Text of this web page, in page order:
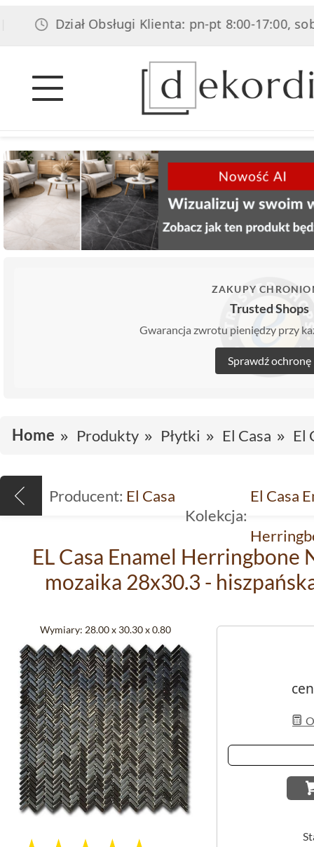
Dział Obsługi Klienta: pn-pt 8:00-17:00, sob 8:00-
ZAKUPY
Trusted Shops
Gwarancja zwrotu pieniędzy przy
Sprawdź ochronę
Home Produkty Płytki El Casa El
Producent: El Casa
Kolekcja:
El Casa
EL Casa Enamel
mozaika 28x30.3 -
Wymiary: 28.00 x 30.30 x 0.80